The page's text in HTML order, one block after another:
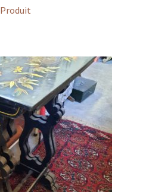
Produit